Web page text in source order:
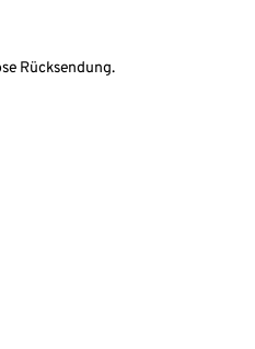
Rücksendung.